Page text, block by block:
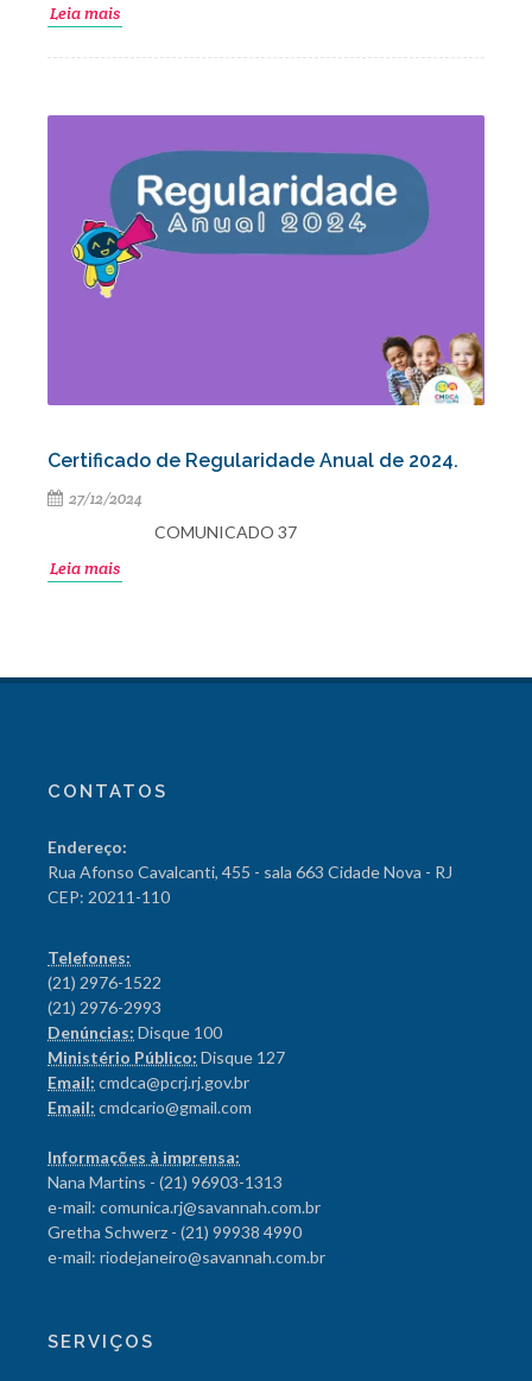
Leia mais
Certificado de Regularidade Anual de 2024.
27/12/2024
COMUNICADO 37
Leia mais
CONTATOS
Endereço:
Rua Afonso Cavalcanti, 455 - sala 663 Cidade Nova - RJ
CEP: 20211-110
Telefones:
(21) 2976-1522
(21) 2976-2993
Denúncias: Disque 100
Ministério Público: Disque 127
Email: cmdca@pcrj.rj.gov.br
Email: cmdcario@gmail.com
Informações à imprensa:
Nana Martins - (21) 96903-1313
e-mail: comunica.rj@savannah.com.br
Gretha Schwerz - (21) 99938 4990
e-mail: riodejaneiro@savannah.com.br
SERVIÇOS